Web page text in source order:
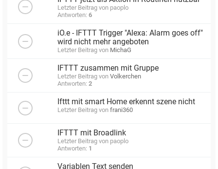
Letzter Beitrag von paoplo
Antworten: 6
iO.e - IFTTT Trigger "Alexa: Alarm goes off"
wird nicht mehr angeboten
Letzter Beitrag von MichaG
IFTTT zusammen mit Gruppe
Letzter Beitrag von Volkerchen
Antworten: 2
Ifttt mit smart Home erkennt szene nicht
Letzter Beitrag von frani360
IFTTT mit Broadlink
Letzter Beitrag von paoplo
Antworten: 1
Variablen Text senden